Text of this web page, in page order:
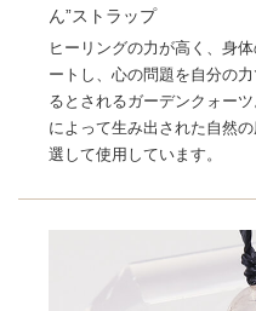
ん”ストラップ
ヒーリングの力が高く、身
ートし、心の問題を自分の
るとされるガーデンクォー
によって生み出された自然
選して使用しています。